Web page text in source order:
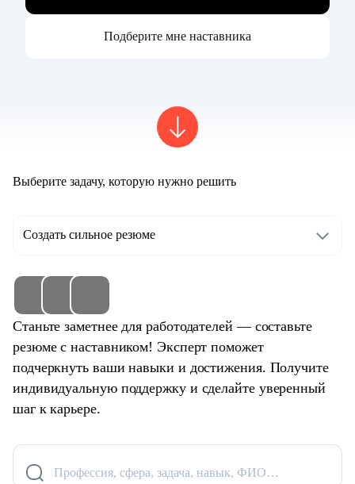
Подберите мне наставника
Выберите задачу, которую нужно решить
Создать сильное резюме
Станьте заметнее для работодателей — составьте
резюме с наставником! Эксперт поможет
подчеркнуть ваши навыки и достижения. Получите
индивидуальную поддержку и сделайте уверенный
шаг к карьере.
Профессия, сфера, задача, навык, ФИО…